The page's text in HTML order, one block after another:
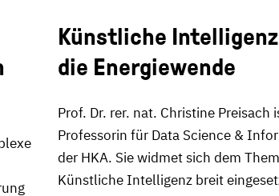
Künstliche
die Energiewende
Prof. Dr. rer. nat. Christine Preisach
Professorin für Data Science &
der HKA. Sie widmet sich dem
Künstliche Intelligenz breit